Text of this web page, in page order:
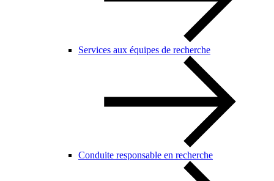
Services aux équipes de recherche
Conduite responsable en recherche